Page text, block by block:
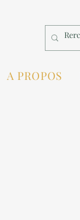
A PROPOS